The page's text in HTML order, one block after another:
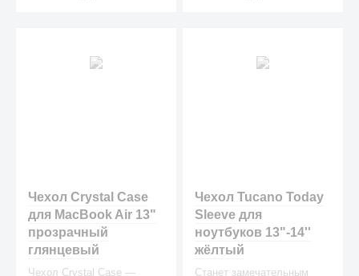
Чехол Crystal Case
для MacBook Air 13"
прозрачный
глянцевый
Чехол Crystal Case —
Чехол Tucano Today
Sleeve для
ноутбуков 13"-14''
жёлтый
Станет замечательным